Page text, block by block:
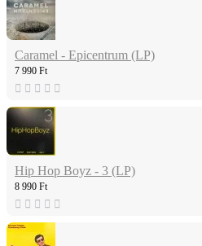
Caramel - Epicentrum (LP)
7 990 Ft
Hip Hop Boyz - 3 (LP)
8 990 Ft